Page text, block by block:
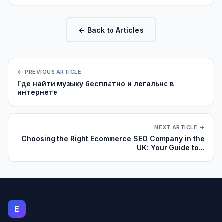
← Back to Articles
← PREVIOUS ARTICLE
Где найти музыку бесплатно и легально в
интернете
NEXT ARTICLE →
Choosing the Right Ecommerce SEO Company in the
UK: Your Guide to...
E